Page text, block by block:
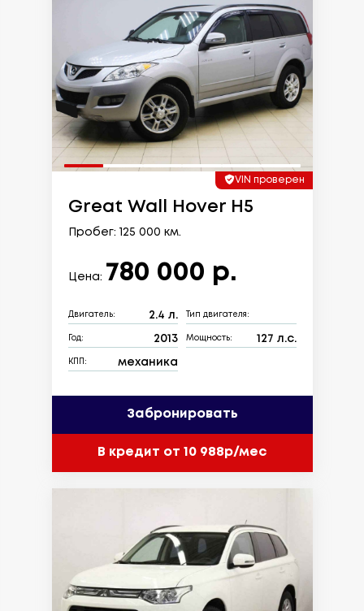
VIN проверен
Great Wall Hover H5
Пробег: 125 000 км.
Цена: 780 000 р.
Двигатель: 2.4 л. Тип двигателя:
Год: 2013 Мощность: 127 л.с.
КПП: механика
Забронировать
В кредит от 10 988р/мес